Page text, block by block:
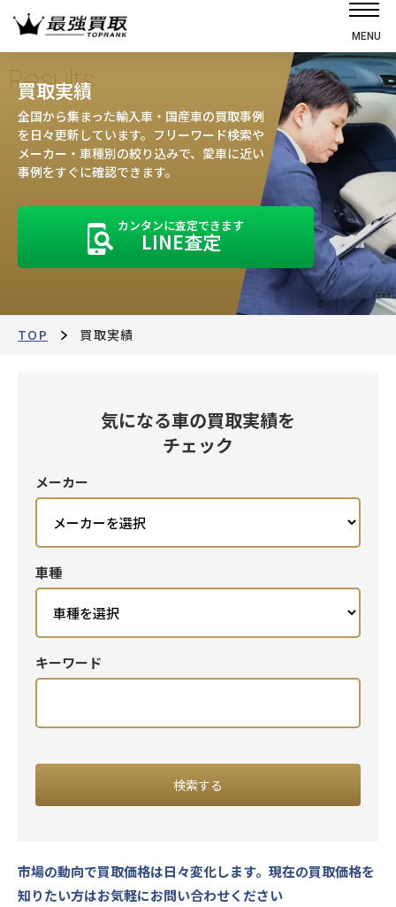
MENU
選ばれる理由
高価買取の仕組み
売却の流れ
お客様の声
運営会社
Results
買取実績
全国から集まった輸入車・国産車の買取事例
を日々更新しています。フリーワード検索や
メーカー・車種別の絞り込みで、愛車に近い
事例をすぐに確認できます。
カンタンに査定できます
LINE査定
TOP 買取実績
気になる車の買取実績を
チェック
メーカー
車種
キーワード
検索する
市場の動向で買取価格は日々変化します。 現在の買取価格を
知りたい方はお気軽にお問い合わせください